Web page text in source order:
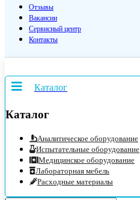
Отзывы
Вакансии
Сервисный центр
Контакты
Каталог
Каталог
Аналитическое оборудование
Испытательные оборудование
Медицинское оборудование
Лабораторная мебель
Расходные материалы